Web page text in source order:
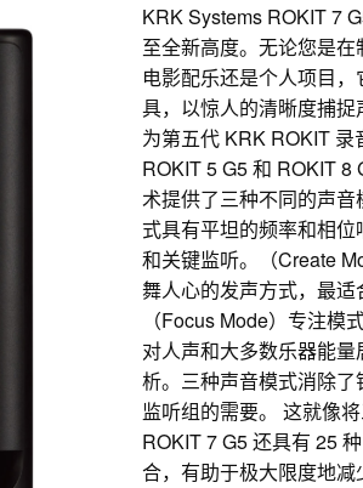
KRK Systems ROKIT 7
至全新高度。无论您是在
电影配乐还是个人项目
具，以惊人的清晰度捕
为第五代 KRK ROKIT
ROKIT 5 G5 和 ROKIT 8
术提供了三种不同的声
式具有平坦的频率和相
和关键监听。（Create
舞人心的发声方式，最适
（Focus Mode）专注模
对人声和大多数乐器能
析。三种声音模式消除
监听组的需要。 这就像
ROKIT 7 G5 还具有 25
合，有助于极大限度地